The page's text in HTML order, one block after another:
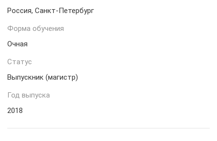
Россия, Санкт-Петербург
Форма обучения
Очная
Статус
Выпускник (магистр)
Год выпуска
2018